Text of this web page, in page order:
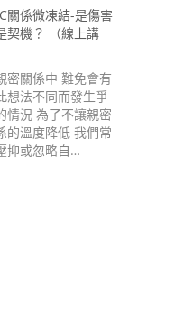
電關係微凍結-是傷害
契機？ （線上講
密關係中 難免會有
想法不同而發生爭
情況 為了不讓親密
的溫度降低 我們常
抑或忽略自…